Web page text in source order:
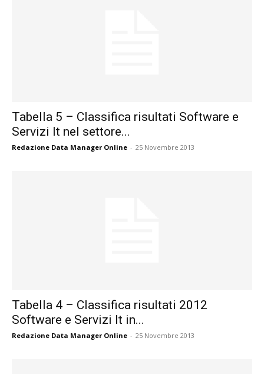
Tabella 5 – Classifica risultati Software e
Servizi It nel settore...
Redazione Data Manager Online - 25 Novembre 2013
Tabella 4 – Classifica risultati 2012
Software e Servizi It in...
Redazione Data Manager Online - 25 Novembre 2013